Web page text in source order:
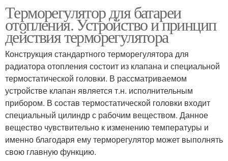
Терморегулятор для батареи
отопления. Устройство и принцип
действия терморегулятора
Конструкция стандартного терморегулятора для
радиатора отопления состоит из клапана и специальной
термостатической головки. В рассматриваемом
устройстве клапан является т.н. исполнительным
прибором. В состав термостатической головки входит
специальный цилиндр с рабочим веществом. Данное
вещество чувствительно к изменению температуры и
именно благодаря ему терморегулятор может выполнять
свою главную функцию.